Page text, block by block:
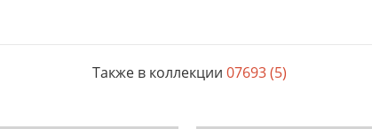
Также в коллекции 07693 (5)